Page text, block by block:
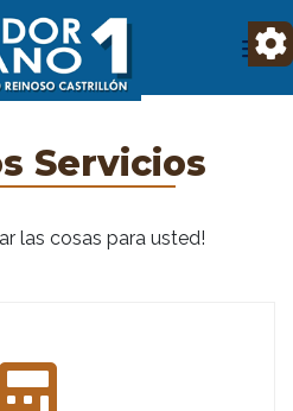
Servicios
las cosas para usted!